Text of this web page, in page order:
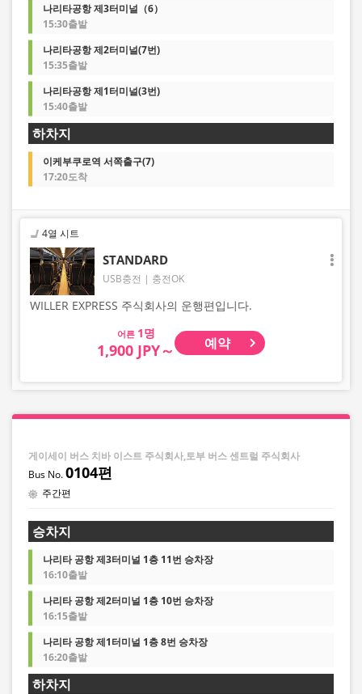
나리타공항 제3터미널（6）
15:30출발
나리타공항 제2터미널(7번)
15:35출발
나리타공항 제1터미널(3번)
15:40출발
하차지
이케부쿠로역 서쪽출구(7)
17:20도착
4열 시트
STANDARD
USB충전 충전OK
WILLER EXPRESS 주식회사의 운행편입니다.
어른
1,900 JPY～ 예약
게이세이 버스 치바 이스트 주식회사,토부 버스 센트럴 주식회사
0104편
주간편
승차지
나리타 공항 제3터미널 1층 11번 승차장
16:10출발
나리타 공항 제2터미널 1층 10번 승차장
16:15출발
나리타 공항 제1터미널 1층 8번 승차장
16:20출발
하차지